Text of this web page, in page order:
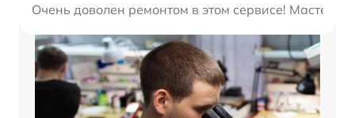
Очень доволен ремонтом в этом сервисе!